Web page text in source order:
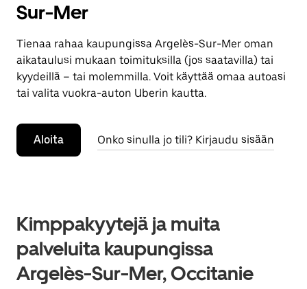
Sur-Mer
Tienaa rahaa kaupungissa Argelès-Sur-Mer oman
aikataulusi mukaan toimituksilla (jos saatavilla) tai
kyydeillä – tai molemmilla. Voit käyttää omaa autoasi
tai valita vuokra-auton Uberin kautta.
Aloita Onko sinulla jo tili? Kirjaudu sisään
Kimppakyytejä ja muita
palveluita kaupungissa
Argelès-Sur-Mer, Occitanie